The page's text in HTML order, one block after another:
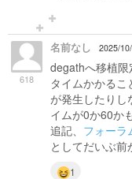
618
名前なし 2025/
degathへ移植
タイムかかる
が発生したりし
イムが0か60か
追記、 フォーラ
としてだいぶ
1